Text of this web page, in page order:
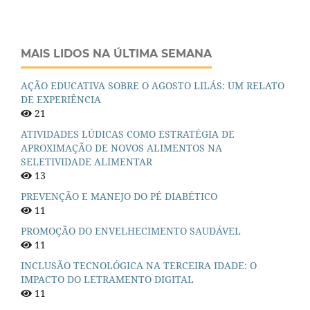
MAIS LIDOS NA ÚLTIMA SEMANA
AÇÃO EDUCATIVA SOBRE O AGOSTO LILÁS: UM RELATO
DE EXPERIÊNCIA
21
ATIVIDADES LÚDICAS COMO ESTRATÉGIA DE
APROXIMAÇÃO DE NOVOS ALIMENTOS NA
SELETIVIDADE ALIMENTAR
13
PREVENÇÃO E MANEJO DO PÉ DIABÉTICO
11
PROMOÇÃO DO ENVELHECIMENTO SAUDÁVEL
11
INCLUSÃO TECNOLÓGICA NA TERCEIRA IDADE: O
IMPACTO DO LETRAMENTO DIGITAL
11